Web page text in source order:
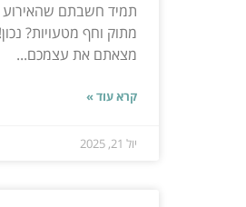
תמיד חשבתם שהאירוע
מתוק וחף מטעויות?
מצאתם את עצמכם...
קרא עוד »
יול 21, 2025